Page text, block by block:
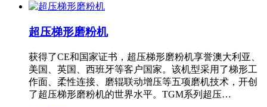
超压梯形磨粉机
获得了CE和国家证书，超压梯形磨粉机享誉澳大利亚、
美国、英国、西班牙等客户国家。该机型采用了梯形工
作面、柔性连接、磨辊联动增压等五项磨机技术，开创
了超压梯形磨粉机的世界水平。TGM系列超压…